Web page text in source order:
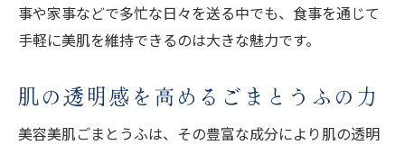
事や家事などで多忙な日々を送る中でも、食事を通じて
手軽に美肌を維持できるのは大きな魅力です。
肌の透明感を高めるごまとうふの力
美容美肌ごまとうふは、その豊富な成分により肌の透明